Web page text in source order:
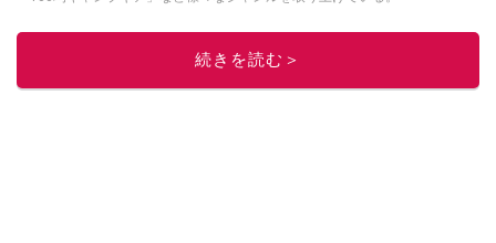
このイチオシストの他の記事を読む
続きを読む＞